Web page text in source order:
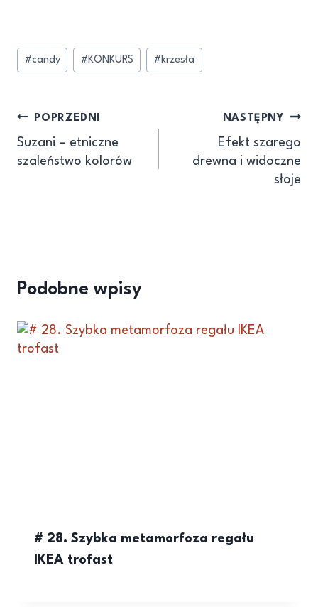
#candy # KONKURS # krzesła
POPRZEDNI
Suzani – etniczne
szaleństwo kolorów
NASTĘPNY
Efekt szarego
drewna i widoczne
słoje
Podobne wpisy
# 28. Szybka metamorfoza regału
IKEA trofast